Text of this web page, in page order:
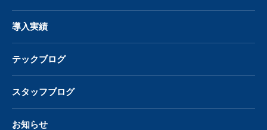
導入実績
テックブログ
スタッフブログ
お知らせ